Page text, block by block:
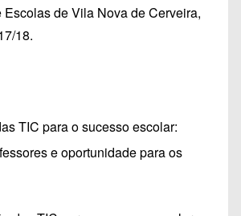
de Vila Nova de Cerveira,
18.
TIC para o sucesso escolar:
e oportunidade para os